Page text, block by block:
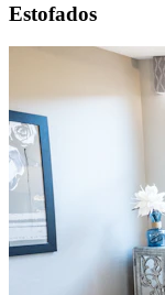
Estofados